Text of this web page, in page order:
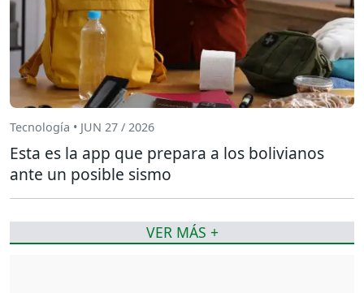
Tecnología • JUN 27 / 2026
Esta es la app que prepara a los bolivianos
ante un posible sismo
VER MÁS +